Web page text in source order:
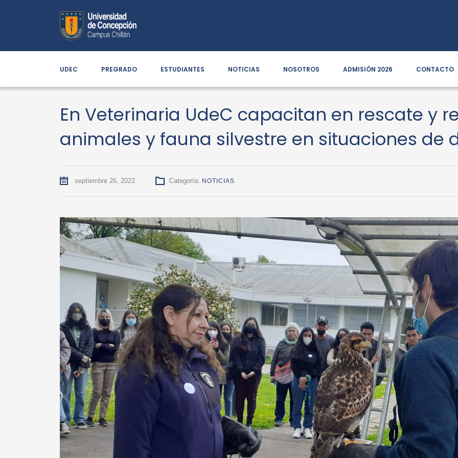
UDEC PREGRADO ESTUDIANTES NOTICIAS NOSOTROS ADMISIÓN 2026 CONTACTO
En Veterinaria UdeC capacitan en rescate y
animales y fauna silvestre en situaciones de
septiembre 26, 2022 Categoría: NOTICIAS